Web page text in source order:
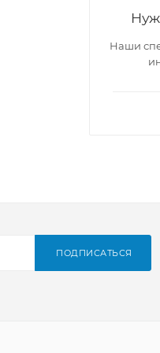
Наши
ПОДПИСАТЬСЯ